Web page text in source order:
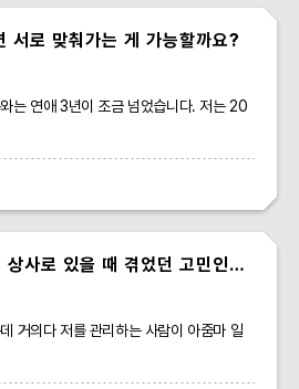
서로 맞춰가는 게 가능할까요?
는 연애 3년이 조금 넘었습니다. 저는 20
상사로 있을 때 겪었던 고민인데
거의다 저를 관리하는 사람이 아줌마 일